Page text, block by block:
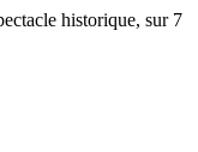
historique, sur 7